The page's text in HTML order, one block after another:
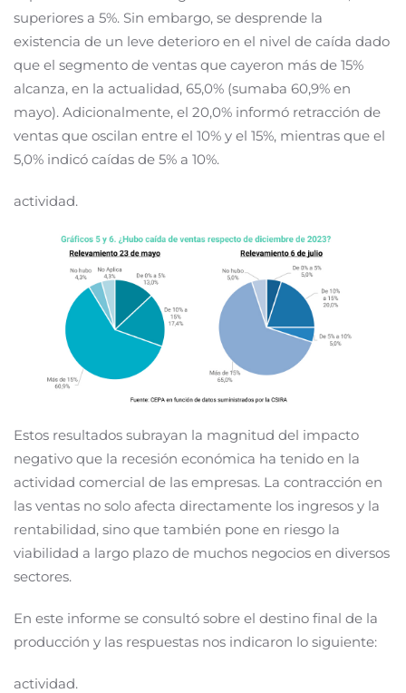
superiores a 5%. Sin embargo, se desprende la
existencia de un leve deterioro en el nivel de caída dado
que el segmento de ventas que cayeron más de 15%
alcanza, en la actualidad, 65,0% (sumaba 60,9% en
mayo). Adicionalmente, el 20,0% informó retracción de
ventas que oscilan entre el 10% y el 15%, mientras que el
5,0% indicó caídas de 5% a 10%.
actividad.
Estos resultados subrayan la magnitud del impacto
negativo que la recesión económica ha tenido en la
actividad comercial de las empresas. La contracción en
las ventas no solo afecta directamente los ingresos y la
rentabilidad, sino que también pone en riesgo la
viabilidad a largo plazo de muchos negocios en diversos
sectores.
En este informe se consultó sobre el destino final de la
producción y las respuestas nos indicaron lo siguiente:
actividad.